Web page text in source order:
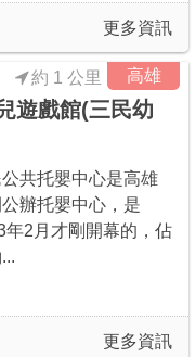
更多資訊
高雄
遊戲館(三民幼
約 1 公里
共托嬰中心是高雄
辦托嬰中心，是
年2月才剛開幕的，佔
更多資訊